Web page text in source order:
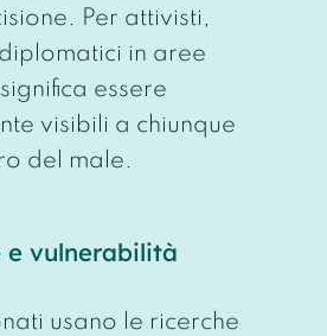
Per attivisti,
in aree
essere
visibili a chiunque
del male.
e vulnerabilità
usano le ricerche